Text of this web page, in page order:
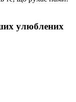
улюблених